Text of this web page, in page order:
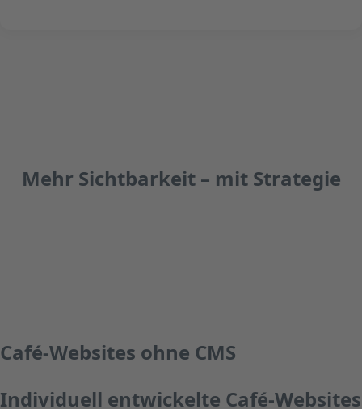
Mehr Sichtbarkeit – mit Strategie
Café-Websites ohne CMS
Individuell entwickelte Café-Websites